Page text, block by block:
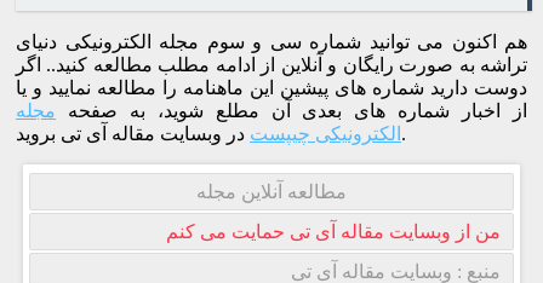
هم اکنون می توانید شماره سی و سوم مجله الکترونیکی دنیای
تراشه به صورت رایگان و آنلاین از ادامه مطلب مطالعه کنید.. اگر
دوست دارید شماره های پیشین این ماهنامه را مطالعه نمایید و یا
از اخبار شماره های بعدی آن مطلع شوید، به صفحه مجله
الکترونیکی چیپست در وبسایت مقاله آی تی بروید.
مطالعه آنلاین مجله
من از وبسایت مقاله آی تی حمایت می کنم
منبع : وبسایت مقاله آی تی